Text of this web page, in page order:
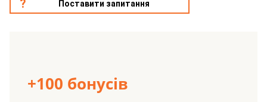
Поставити запитання
+100 бонусів